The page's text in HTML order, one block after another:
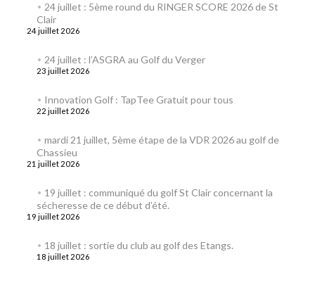
24 juillet : 5ème round du RINGER SCORE 2026 de St
Clair
24 juillet 2026
24 juillet : l’ASGRA au Golf du Verger
23 juillet 2026
Innovation Golf : TapTee Gratuit pour tous
22 juillet 2026
mardi 21 juillet, 5ème étape de la VDR 2026 au golf de
Chassieu
21 juillet 2026
19 juillet : communiqué du golf St Clair concernant la
sécheresse de ce début d’été.
19 juillet 2026
18 juillet : sortie du club au golf des Etangs.
18 juillet 2026